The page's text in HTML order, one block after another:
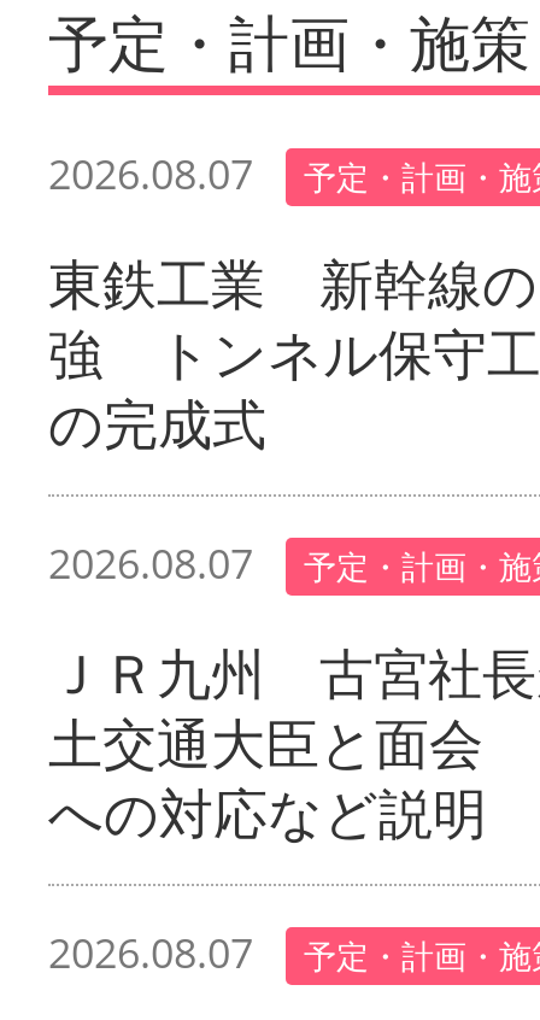
予定・計画・施策
2026.08.07 予定・計画・
東鉄工業 新幹線
強 トンネル保守
の完成式
2026.08.07 予定・計画・
ＪＲ九州 古宮社
土交通大臣と面会
への対応など説明
2026.08.07 予定・計画・